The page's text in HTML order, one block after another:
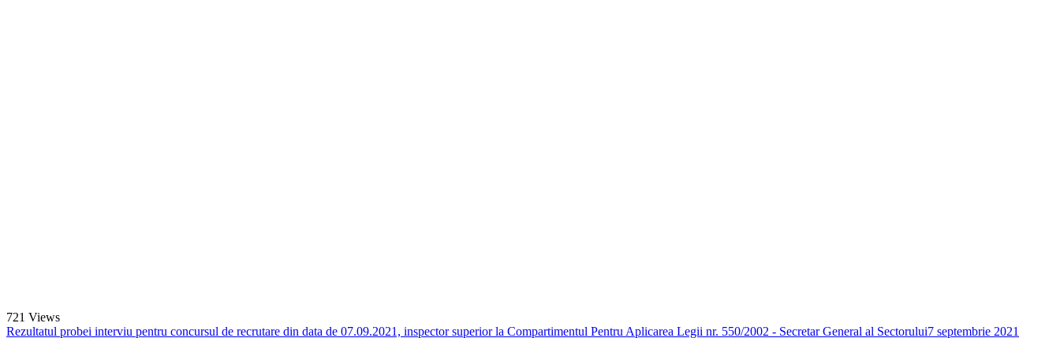
721 Views
Rezultatul probei interviu pentru concursul de recrutare din data de 07.09.2021, inspector superior la Compartimentul Pentru Aplicarea Legii nr. 550/2002 - Secretar General al Sectorului7 septembrie 2021